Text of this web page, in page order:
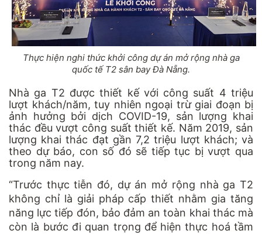
Thực hiện nghi thức khởi công dự án mở rộng nhà ga
quốc tế T2 sân bay Đà Nẵng.
Nhà ga T2 được thiết kế với công suất 4 triệu
lượt khách/năm, tuy nhiên ngoại trừ giai đoạn bị
ảnh hưởng bởi dịch COVID-19, sản lượng khai
thác đều vượt công suất thiết kế. Năm 2019, sản
lượng khai thác đạt gần 7,2 triệu lượt khách; và
theo dự báo, con số đó sẽ tiếp tục bị vượt qua
trong năm nay.
“Trước thực tiễn đó, dự án mở rộng nhà ga T2
không chỉ là giải pháp cấp thiết nhằm gia tăng
năng lực tiếp đón, bảo đảm an toàn khai thác mà
còn là bước đi quan trọng để hiện thực hoá tầm